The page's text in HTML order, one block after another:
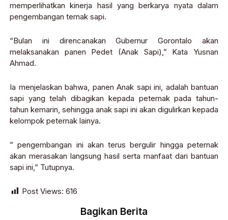
memperlihatkan kinerja hasil yang berkarya nyata dalam
pengembangan ternak sapi.
“Bulan ini direncanakan Gubernur Gorontalo akan
melaksanakan panen Pedet (Anak Sapi),” Kata Yusnan
Ahmad.
Ia menjelaskan bahwa, panen Anak sapi ini, adalah bantuan
sapi yang telah dibagikan kepada peternak pada tahun-
tahun kemarin, sehingga anak sapi ini akan digulirkan kepada
kelompok peternak lainya.
” pengembangan ini akan terus bergulir hingga peternak
akan merasakan langsung hasil serta manfaat dari bantuan
sapi ini,” Tutupnya.
Post Views: 616
Bagikan Berita